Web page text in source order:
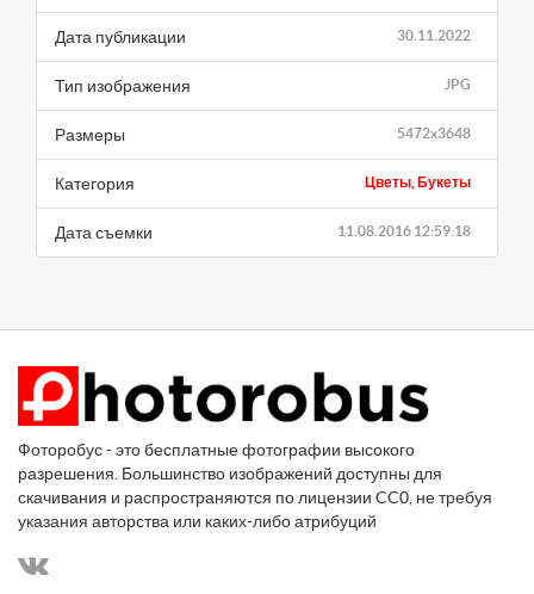
30.11.2022
Дата публикации
JPG
Тип изображения
5472x3648
Размеры
Цветы, Букеты
Категория
11.08.2016 12:59:18
Дата съемки
Фоторобус - это бесплатные фотографии высокого
разрешения. Большинство изображений доступны для
скачивания и распространяются по лицензии CC0, не требуя
указания авторства или каких-либо атрибуций